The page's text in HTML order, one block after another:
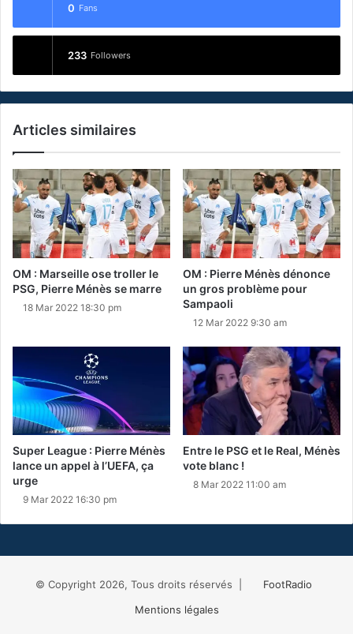
0 Fans
233 Followers
Articles similaires
OM : Marseille ose troller le
PSG, Pierre Ménès se marre
18 Mar 2022 18:30 pm
OM : Pierre Ménès dénonce
un gros problème pour
Sampaoli
12 Mar 2022 9:30 am
Super League : Pierre Ménès
lance un appel à l’UEFA, ça
urge
9 Mar 2022 16:30 pm
Entre le PSG et le Real, Ménès
vote blanc !
8 Mar 2022 11:00 am
© Copyright 2026, Tous droits réservés |
FootRadio
Mentions légales